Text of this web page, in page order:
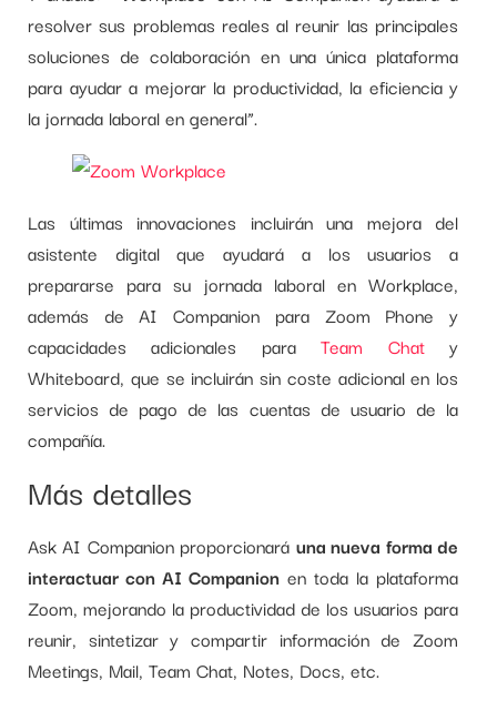
resolver sus problemas reales al reunir las principales
soluciones de colaboración en una única plataforma
para ayudar a mejorar la productividad, la eficiencia y
la jornada laboral en general”.
Las últimas innovaciones incluirán una mejora del
asistente digital que ayudará a los usuarios a
prepararse para su jornada laboral en Workplace,
además de AI Companion para Zoom Phone y
capacidades adicionales paraTeam Chaty
Whiteboard, que se incluirán sin coste adicional en los
servicios de pago de las cuentas de usuario de la
compañía.
Más detalles
Ask AI Companion proporcionará una nueva forma de
interactuar con AI Companion en toda la plataforma
Zoom, mejorando la productividad de los usuarios para
reunir, sintetizar y compartir información de Zoom
Meetings, Mail, Team Chat, Notes, Docs, etc.